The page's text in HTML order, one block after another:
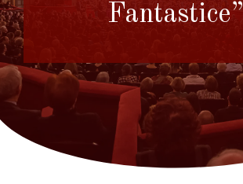
Fantastice”